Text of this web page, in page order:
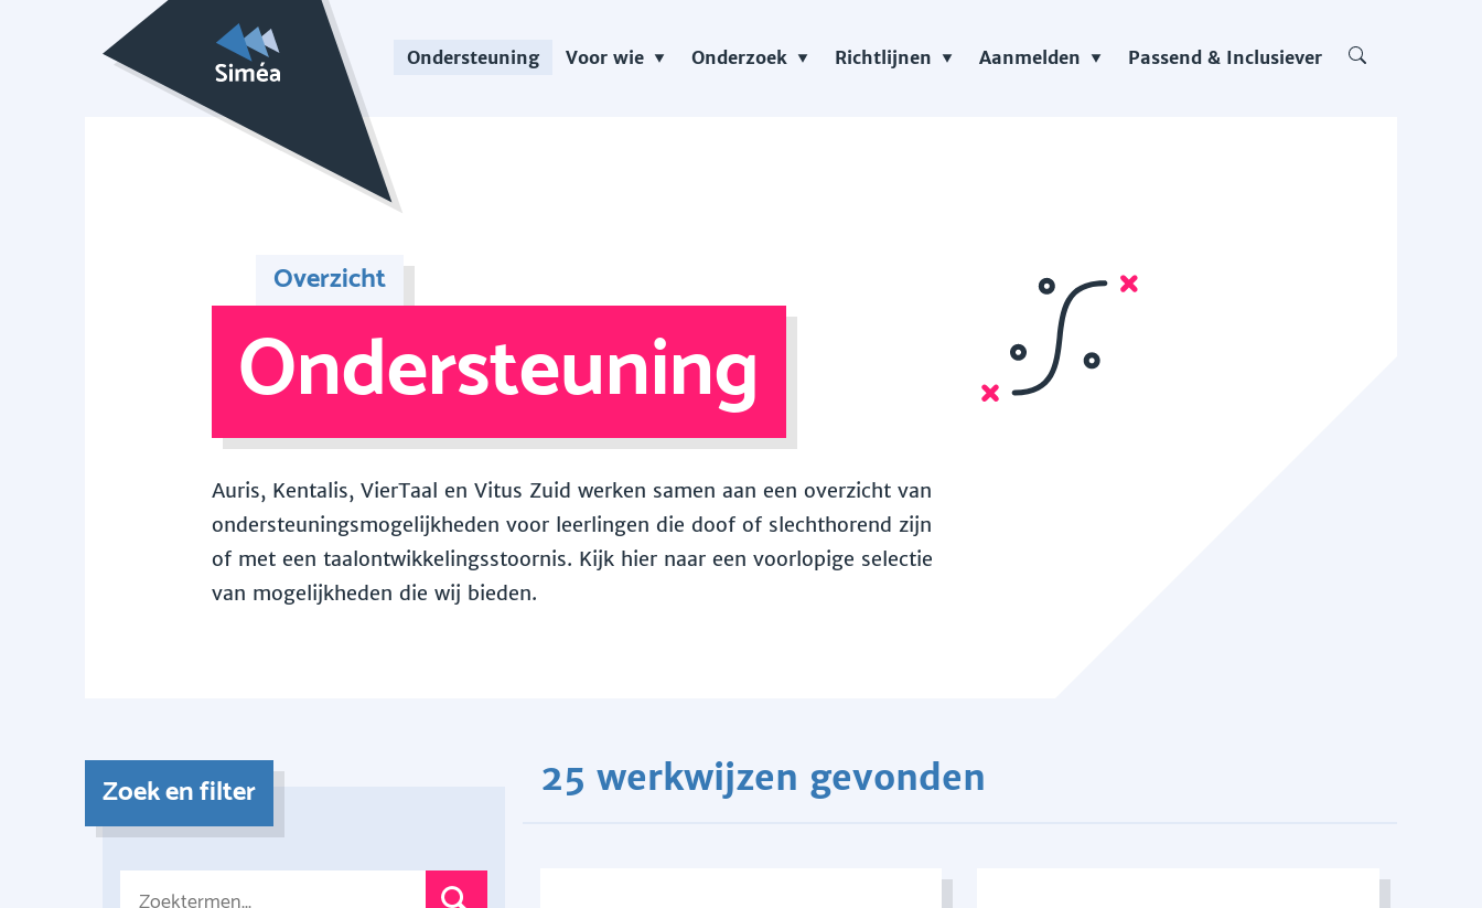
Ondersteuning Voor wie Onderzoek Richtlijnen Aanmelden Passend & Inclusiever
Overzicht
Ondersteuning
Auris, Kentalis, VierTaal en Vitus Zuid werken samen aan een overzicht van
ondersteuningsmogelijkheden voor leerlingen die doof of slechthorend zijn
of met een taalontwikkelingsstoornis. Kijk hier naar een voorlopige selectie
van mogelijkheden die wij bieden.
Zoek en filter 25 werkwijzen gevonden